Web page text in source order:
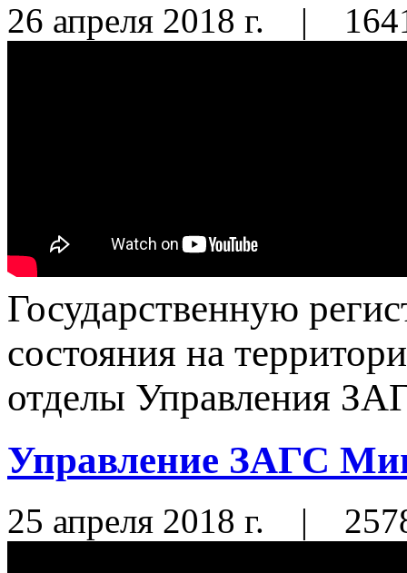
26 апреля 2018 г. |
Государственную
состояния на
отделы Управления
Управление ЗАГС
25 апреля 2018 г. |